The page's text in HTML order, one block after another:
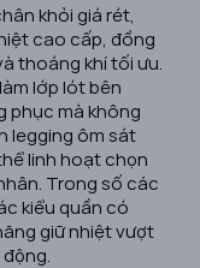
khỏi giá rét,
cao cấp, đồng
thoáng khí tối ưu.
lớp lót bên
phục mà không
legging ôm sát
linh hoạt chọn
Trong số các
kiểu quần có
giữ nhiệt vượt